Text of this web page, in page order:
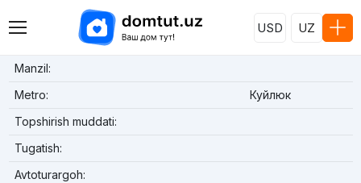
USD UZ
Manzil:
Metro:
Куйлюк
Topshirish muddati:
Tugatish:
Avtoturargoh: